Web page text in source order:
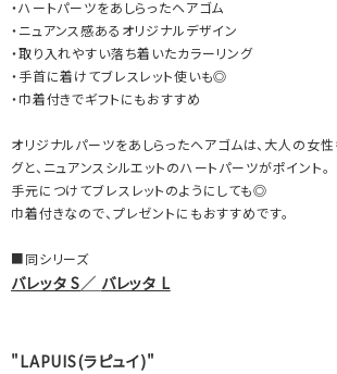
・ハートパーツをあしらったヘアゴム
・ニュアンス感あるオリジナルデザイン
・取り入れやすい落ち着いたカラーリング
・手首に着けてブレスレット使いも◎
・巾着付きでギフトにもおすすめ
オリジナルパーツをあしらったヘアゴムは、大人の女
グと、ニュアンスシルエットのハートパーツがポイント。
手元につけてブレスレットのようにしても◎
巾着付きなので、プレゼントにもおすすめです。
■同シリーズ
バレッタ S／ バレッタ L
"LAPUIS(ラピュイ)"